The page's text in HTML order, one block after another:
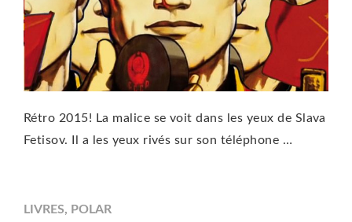
Rétro 2015! La malice se voit dans les yeux de Slava
Fetisov. Il a les yeux rivés sur son téléphone …
LIVRES, POLAR